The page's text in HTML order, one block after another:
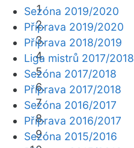
Sezóna 2019/2020
Příprava 2019/2020
Příprava 2018/2019
Liga mistrů 2017/2018
Sezóna 2017/2018
Příprava 2017/2018
Sezóna 2016/2017
Příprava 2016/2017
Sezóna 2015/2016